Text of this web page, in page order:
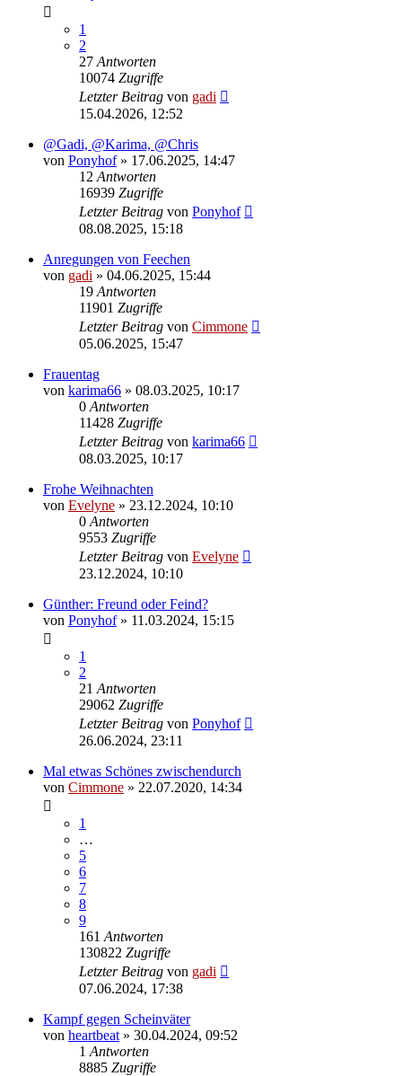
1
2
27 Antworten
10074 Zugriffe
Letzter Beitrag von gadi
15.04.2026, 12:52
@Gadi, @Karima, @Chris
von Ponyhof» 17.06.2025, 14:47
12 Antworten
16939 Zugriffe
Letzter Beitrag von Ponyhof
08.08.2025, 15:18
Anregungen von Feechen
von gadi » 04.06.2025, 15:44
19 Antworten
11901 Zugriffe
Letzter Beitrag von Cimmone
05.06.2025, 15:47
Frauentag
von karima66 » 08.03.2025, 10:17
0 Antworten
11428 Zugriffe
Letzter Beitrag von karima66
08.03.2025, 10:17
Frohe Weihnachten
von Evelyne » 23.12.2024, 10:10
0 Antworten
9553 Zugriffe
Letzter Beitrag von Evelyne
23.12.2024, 10:10
Günther: Freund oder Feind?
von Ponyhof» 11.03.2024, 15:15
1
2
21 Antworten
29062 Zugriffe
Letzter Beitrag von Ponyhof
26.06.2024, 23:11
Mal etwas Schönes zwischendurch
von Cimmone » 22.07.2020, 14:34
1
…
5
6
7
8
9
161 Antworten
130822 Zugriffe
Letzter Beitrag von gadi
07.06.2024, 17:38
Kampf gegen Scheinväter
von heartbeat » 30.04.2024, 09:52
1 Antworten
8885 Zugriffe